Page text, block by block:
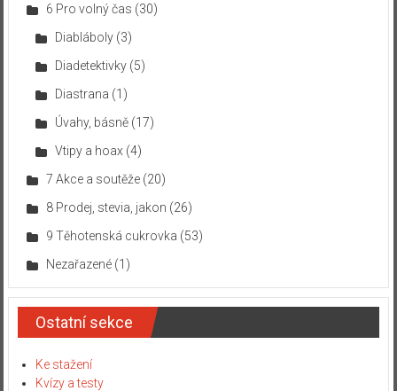
6 Pro volný čas (30)
Diabláboly(3)
Diadetektivky(5)
Diastrana (1)
Úvahy, básně(17)
Vtipy a hoax (4)
7 Akce a soutěže(20)
8 Prodej, stevia, jakon (26)
9 Těhotenská cukrovka (53)
Nezařazené(1)
Ostatní sekce
Ke stažení
Kvízy a testy